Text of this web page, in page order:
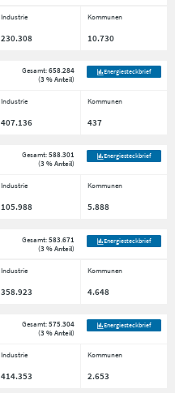
Industrie Kommunen
230.308 10.730
Gesamt:658.284
(3 % Anteil)
Energiesteckbrief
Industrie Kommunen
407.136 437
Gesamt:588.301
(3 % Anteil)
Energiesteckbrief
Industrie Kommunen
105.988 5.888
Gesamt:583.671
(3 % Anteil)
Energiesteckbrief
Industrie Kommunen
358.923 4.648
Gesamt:575.304
(3 % Anteil)
Energiesteckbrief
Industrie Kommunen
414.353 2.653